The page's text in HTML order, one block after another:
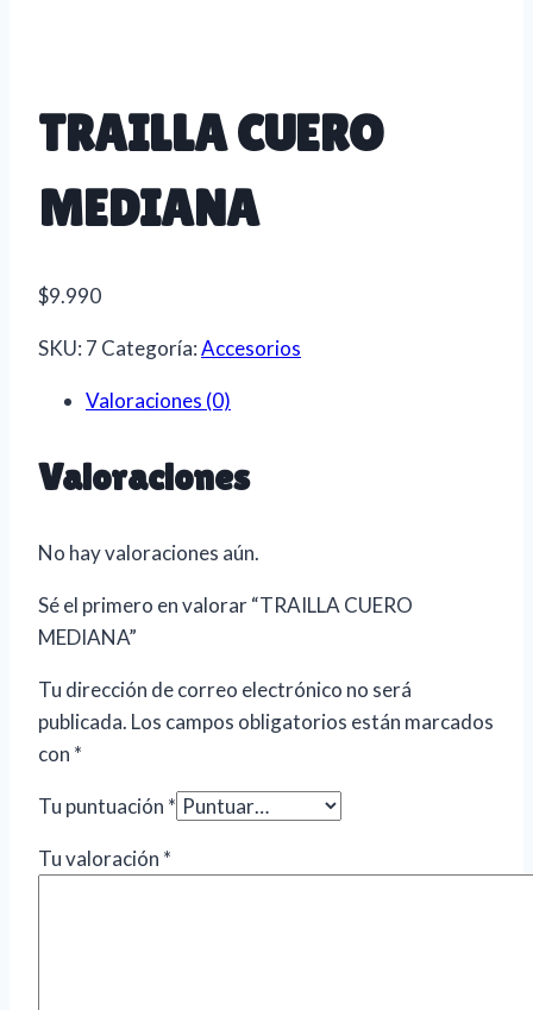
TRAILLA CUERO
MEDIANA
$9.990
SKU: 7 Categoría:Accesorios
Valoraciones (0)
Valoraciones
No hay valoraciones aún.
Sé el primero en valorar “TRAILLA CUERO
MEDIANA”
Tu dirección de correo electrónico no será
publicada. Los campos obligatorios están marcados
con *
Tu puntuación *
Tu valoración *